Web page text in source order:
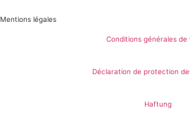
Mentions légales
Conditions générales de
Déclaration de protection
Haftung